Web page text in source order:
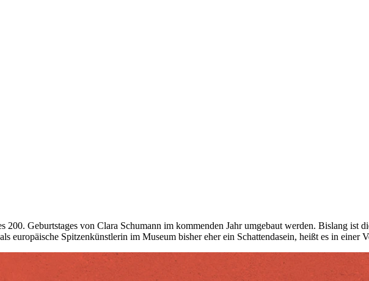
200. Geburtstages von Clara Schumann im kommenden Jahr umgebaut werden. Bislang ist
europäische Spitzenkünstlerin im Museum bisher eher ein Schattendasein, heißt es in